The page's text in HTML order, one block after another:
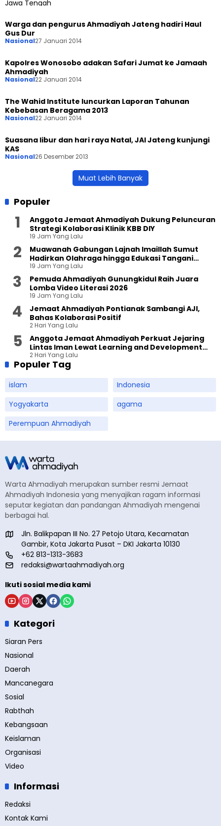
Warga dan pengurus Ahmadiyah Jateng hadiri Haul
Gus Dur
Nasional27 Januari 2014
Kapolres Wonosobo adakan Safari Jumat ke Jamaah
Ahmadiyah
Nasional22 Januari 2014
The Wahid Institute luncurkan Laporan Tahunan
Kebebasan Beragama 2013
Nasional22 Januari 2014
Suasana libur dan hari raya Natal, JAI Jateng kunjungi
KAS
Nasional26 Desember 2013
Muat Lebih Banyak
Populer
Anggota Jemaat Ahmadiyah Dukung Peluncuran
Strategi Kolaborasi Klinik KBB DIY
19 Jam Yang Lalu
Muawanah Gabungan Lajnah Imaillah Sumut
Hadirkan Olahraga hingga Edukasi Tangani
Sampah
19 Jam Yang Lalu
Pemuda Ahmadiyah Gunungkidul Raih Juara
Lomba Video Literasi 2026
19 Jam Yang Lalu
Jemaat Ahmadiyah Pontianak Sambangi AJI,
Bahas Kolaborasi Positif
2 Hari Yang Lalu
Anggota Jemaat Ahmadiyah Perkuat Jejaring
Lintas Iman Lewat Learning and Development
Festival di Yogyakarta
2 Hari Yang Lalu
Populer Tag
islam
Indonesia
Yogyakarta
agama
Perempuan Ahmadiyah
Warta Ahmadiyah merupakan sumber resmi Jemaat
Ahmadiyah Indonesia yang menyajikan ragam informasi
seputar kegiatan dan pandangan Ahmadiyah mengenai
berbagai hal.
Jln. Balikpapan III No. 27 Petojo Utara, Kecamatan
Gambir, Kota Jakarta Pusat – DKI Jakarta 10130
+62 813-1313-3683
redaksi@wartaahmadiyah.org
Ikuti sosial media kami
Kategori
Siaran Pers
Nasional
Daerah
Mancanegara
Sosial
Rabthah
Kebangsaan
Keislaman
Organisasi
Video
Informasi
Redaksi
Kontak Kami